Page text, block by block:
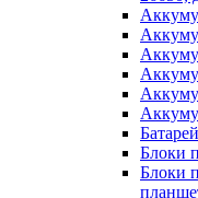
Блоки
Блоки